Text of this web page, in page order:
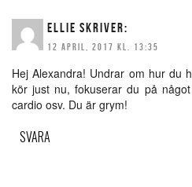
ELLIE SKRIVER:
12 APRIL, 2017 KL. 13:35
Hej Alexandra! Undrar om hur du
kör just nu, fokuserar du på
cardio osv. Du är grym!
SVARA